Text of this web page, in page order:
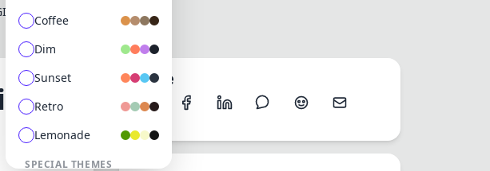
Coffee
Dim
Sunset
Retro
Lemonade
SPECIAL THEMES
Share